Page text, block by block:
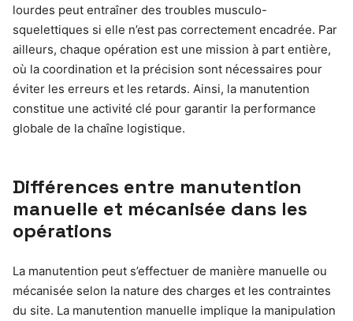
lourdes peut entraîner des troubles musculo-
squelettiques si elle n’est pas correctement encadrée. Par
ailleurs, chaque opération est une mission à part entière,
où la coordination et la précision sont nécessaires pour
éviter les erreurs et les retards. Ainsi, la manutention
constitue une activité clé pour garantir la performance
globale de la chaîne logistique.
Différences entre manutention
manuelle et mécanisée dans les
opérations
La manutention peut s’effectuer de manière manuelle ou
mécanisée selon la nature des charges et les contraintes
du site. La manutention manuelle implique la manipulation